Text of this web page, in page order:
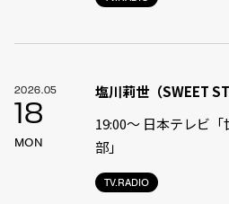
2026.05
18
MON
TV.RADIO
塩川莉世（SWEET
19:00〜 日本テレビ
部」